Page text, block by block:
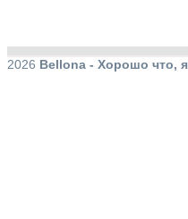
2026 Bellona - Хорошо что,